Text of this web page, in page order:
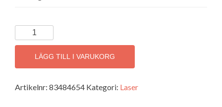
BROTHER
DCPL3560CDW
Färglaserskrivare
mängd
LÄGG TILL I VARUKORG
Artikelnr: 83484654 Kategori: Laser